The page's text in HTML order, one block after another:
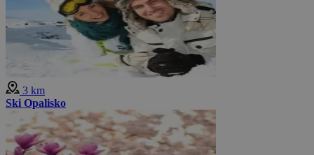
3 km
Ski Opalisko